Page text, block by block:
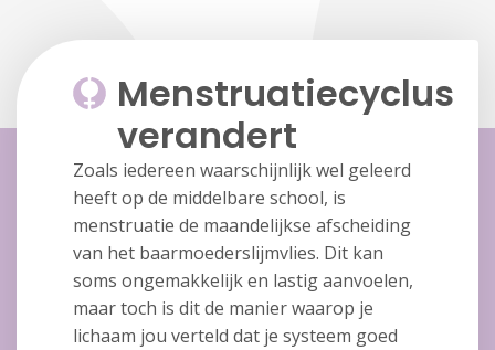
Menstruatiecyclus
verandert
Zoals iedereen waarschijnlijk wel geleerd
heeft op de middelbare school, is
menstruatie de maandelijkse afscheiding
van het baarmoederslijmvlies. Dit kan
soms ongemakkelijk en lastig aanvoelen,
maar toch is dit de manier waarop je
lichaam jou verteld dat je systeem goed